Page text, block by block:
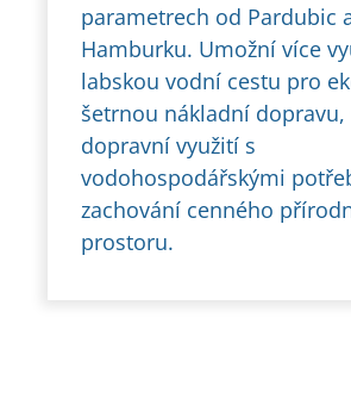
parametrech od Pardubic
Hamburku. Umožní více
labskou vodní cestu pro
šetrnou nákladní
dopravní využití s
vodohospodářskými
zachování cenného
prostoru.